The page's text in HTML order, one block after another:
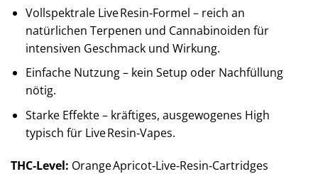
Vollspektrale Live Resin‑Formel – reich an
natürlichen Terpenen und Cannabinoiden für
intensiven Geschmack und Wirkung.
Einfache Nutzung – kein Setup oder Nachfüllung
nötig.
Starke Effekte – kräftiges, ausgewogenes High
typisch für Live Resin‑Vapes.
THC‑Level: Orange Apricot‑Live‑Resin‑Cartridges